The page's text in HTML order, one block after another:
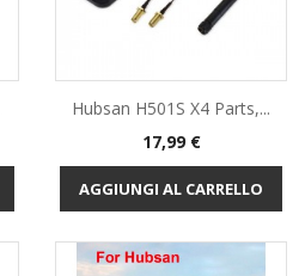
Hubsan H501S X4 Parts,...
Prezzo
17,99 €
AGGIUNGI AL CARRELLO